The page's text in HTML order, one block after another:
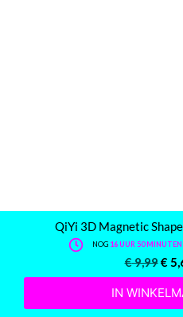
QiYi 3D Magnetic
NOG 16 UUR 50 MINUTEN
€9,99€
IN